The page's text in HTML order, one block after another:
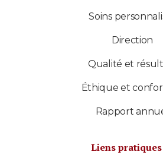
Soins
Direction
Qualité et
Éthique et
Rapport
Liens pratiques